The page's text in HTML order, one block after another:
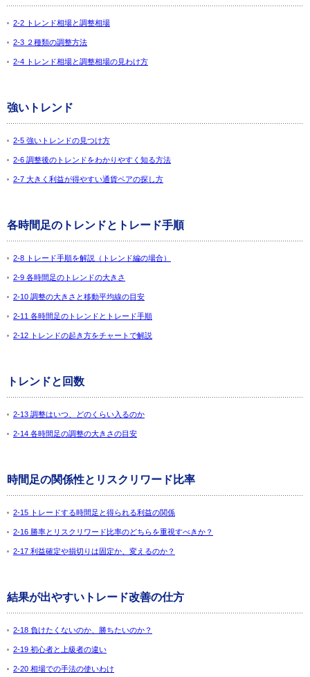
2-2 トレンド相場と調整相場
2-3 ２種類の調整方法
2-4 トレンド相場と調整相場の見わけ方
強いトレンド
2-5 強いトレンドの見つけ方
2-6 調整後のトレンドをわかりやすく知る方法
2-7 大きく利益が得やすい通貨ペアの探し方
各時間足のトレンドとトレード手順
2-8 トレード手順を解説（トレンド編の場合）
2-9 各時間足のトレンドの大きさ
2-10 調整の大きさと移動平均線の目安
2-11 各時間足のトレンドとトレード手順
2-12 トレンドの起き方をチャートで解説
トレンドと回数
2-13 調整はいつ、どのくらい入るのか
2-14 各時間足の調整の大きさの目安
時間足の関係性とリスクリワード比率
2-15 トレードする時間足と得られる利益の関係
2-16 勝率とリスクリワード比率のどちらを重視すべきか？
2-17 利益確定や損切りは固定か、変えるのか？
結果が出やすいトレード改善の仕方
2-18 負けたくないのか、勝ちたいのか？
2-19 初心者と上級者の違い
2-20 相場での手法の使いわけ